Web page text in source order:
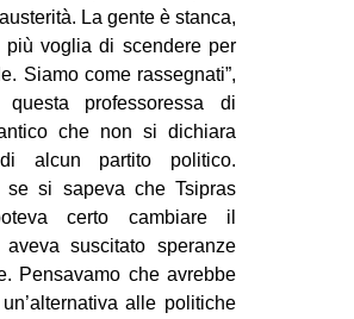
La gente è stanca,
più voglia di scendere per
Siamo come rassegnati”,
questa professoressa di
che non si dichiara
alcun partito politico.
se si sapeva che Tsipras
certo cambiare il
aveva suscitato speranze
Pensavamo che avrebbe
alle politiche